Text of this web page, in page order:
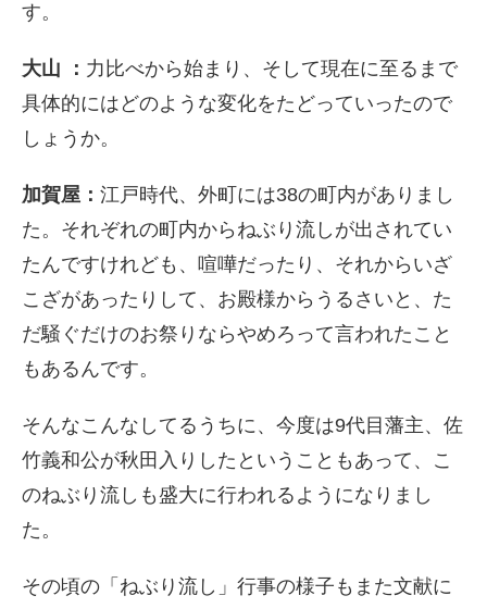
す。
大山 ： 力比べから始まり、そして現在に至るまで
具体的にはどのような変化をたどっていったので
しょうか。
加賀屋： 江戸時代、外町には38の町内がありまし
た。それぞれの町内からねぶり流しが出されてい
たんですけれども、喧嘩だったり、それからいざ
こざがあったりして、お殿様からうるさいと、た
だ騒ぐだけのお祭りならやめろって言われたこと
もあるんです。
そんなこんなしてるうちに、今度は9代目藩主、佐
竹義和公が秋田入りしたということもあって、こ
のねぶり流しも盛大に行われるようになりまし
た。
その頃の「ねぶり流し」行事の様子もまた文献に